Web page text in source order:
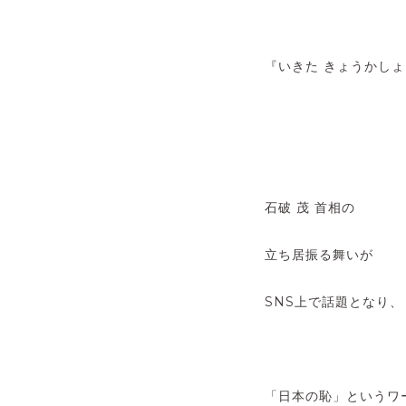
『いきた きょうかしょ
石破 茂 首相の
立ち居振る舞いが
SNS上で話題となり、
「日本の恥」というワ